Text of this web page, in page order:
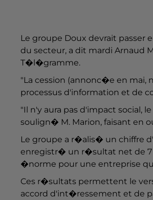
Le groupe Doux devrait passer
du secteur, a dit mardi Arnaud
T�l�gramme.
"La cession (annonc�e en mai,
processus d'information et de
"Il n'y aura pas d'impact social,
soulign� M. Marion, faisant en
Le groupe a r�alis� un chiffre
enregistr� un r�sultat net de 7
�norme pour une entreprise
Ces r�sultats permettent le
accord d'int�ressement et de